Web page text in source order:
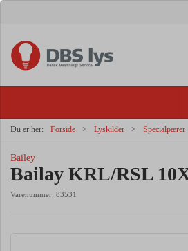
Du er her: Forside Lyskilder Specialpærer
Bailey
Bailay KRL/RSL
Varenummer: 83531